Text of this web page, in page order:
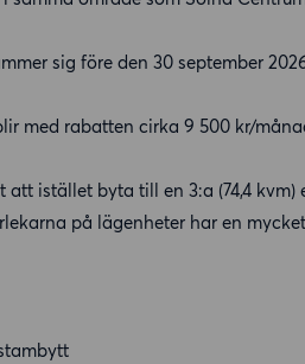
sig före den 30 september
med rabatten cirka 9 500 kr/
att istället byta till en 3:a (74,4 kvm)
på lägenheter har en